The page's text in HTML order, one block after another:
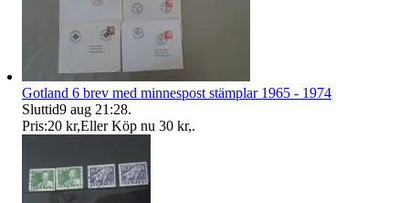
Gotland 6 brev med minnespost stämplar 1965 - 1974
Sluttid9 aug 21:28.
Pris:20 kr,Eller Köp nu 30 kr,.